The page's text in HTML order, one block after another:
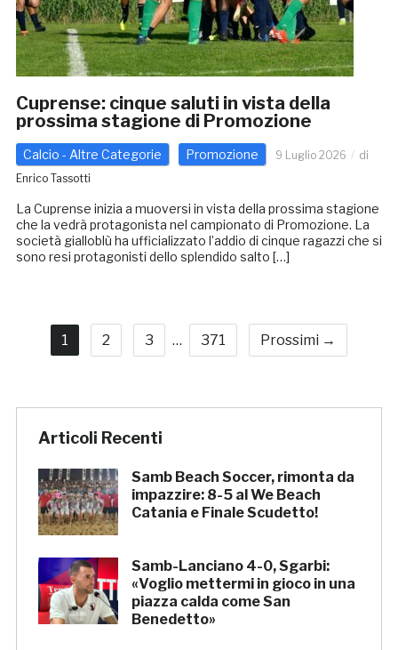
Cuprense: cinque saluti in vista della
prossima stagione di Promozione
Calcio - Altre Categorie Promozione 9 Luglio 2026
di
Enrico Tassotti
La Cuprense inizia a muoversi in vista della prossima stagione
che la vedrà protagonista nel campionato di Promozione. La
società gialloblù ha ufficializzato l’addio di cinque ragazzi che si
sono resi protagonisti dello splendido salto […]
1 2 3 … 371 Prossimi →
Articoli Recenti
Samb Beach Soccer, rimonta da
impazzire: 8-5 al We Beach
Catania e Finale Scudetto!
Samb-Lanciano 4-0, Sgarbi:
«Voglio mettermi in gioco in una
piazza calda come San
Benedetto»